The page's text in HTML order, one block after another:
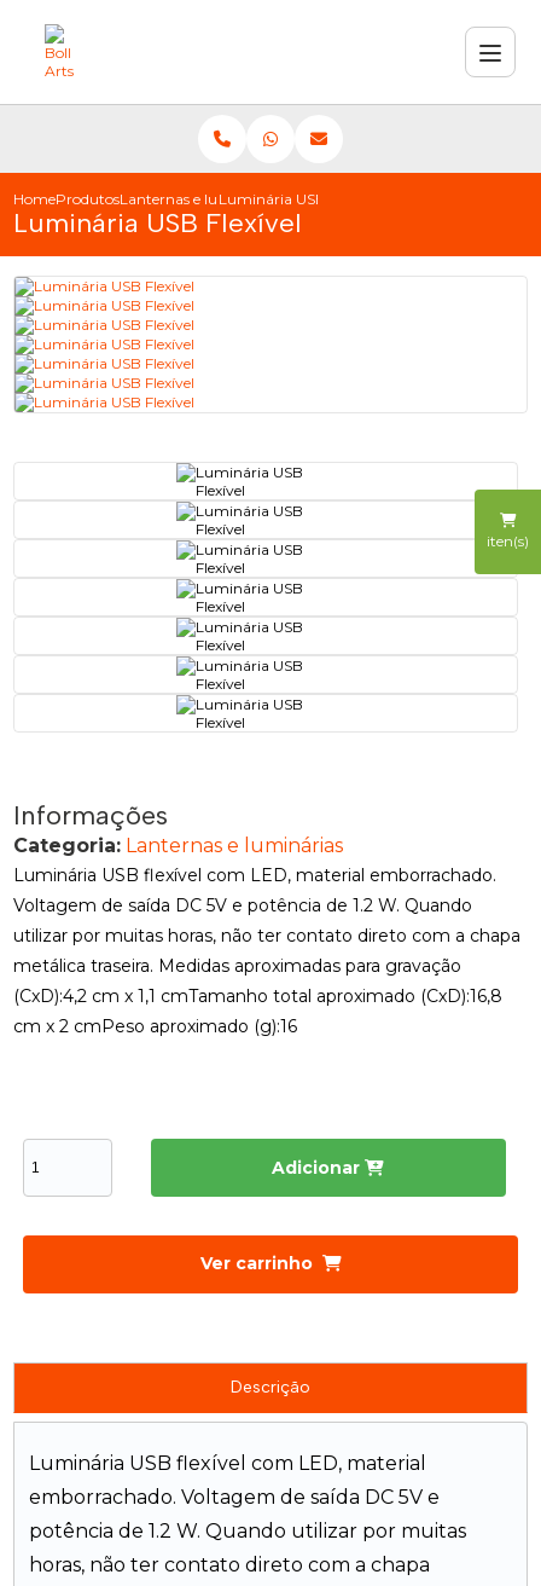
iten(s)
HomeProdutosLanternas e lumináriasLuminária USB Flexível
Luminária USB Flexível
Informações
Categoria: Lanternas e luminárias
Luminária USB flexível com LED, material emborrachado.
Voltagem de saída DC 5V e potência de 1.2 W. Quando
utilizar por muitas horas, não ter contato direto com a chapa
metálica traseira. Medidas aproximadas para gravação
(CxD):4,2 cm x 1,1 cmTamanho total aproximado (CxD):16,8
cm x 2 cmPeso aproximado (g):16
Adicionar
Ver carrinho
Descrição
Luminária USB flexível com LED, material
emborrachado. Voltagem de saída DC 5V e
potência de 1.2 W. Quando utilizar por muitas
horas, não ter contato direto com a chapa